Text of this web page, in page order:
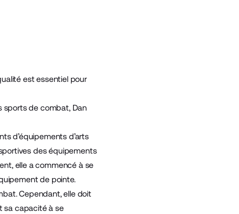
est essentiel pour
sports de combat, Dan
d’équipements d’arts
des équipements
elle a commencé à se
de pointe.
Cependant, elle doit
sa capacité à se